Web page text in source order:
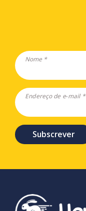
Nome *
Endereço de e-mail *
Subscrever